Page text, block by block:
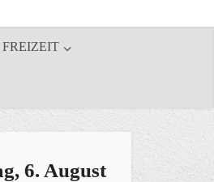
FREIZEIT
6. August